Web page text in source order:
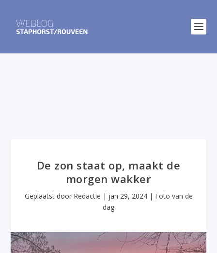
De zon staat op, maakt de
morgen wakker
Geplaatst door Redactie | jan 29, 2024| Foto van de
dag